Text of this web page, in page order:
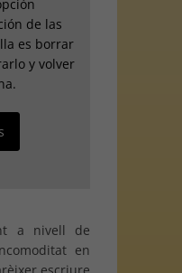
de las
es borrar
y volver
a nivell de
en
escriure